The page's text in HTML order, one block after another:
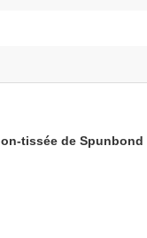
tissée de Spunbond